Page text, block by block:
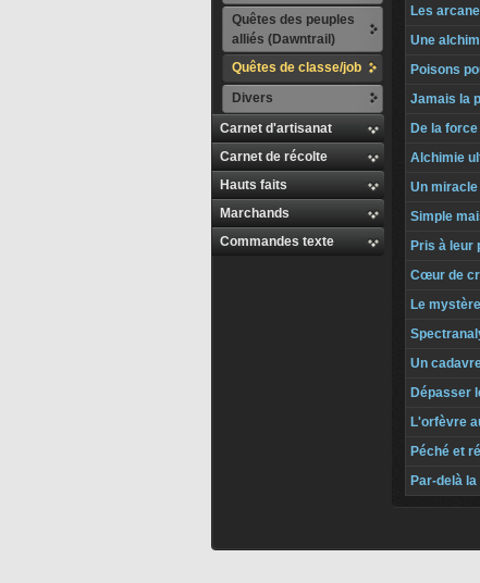
Quêtes des peuples
alliés (Dawntrail)
Quêtes de classe/job
Divers
Carnet d'artisanat
Carnet de récolte
Hauts faits
Marchands
Commandes texte
Les
Une
Poisons
Jamais la
De la
Alchimie
Un
Simple
Pris à leur
Cœur de
Le
Un
Dépasser
L'orfèvre
Péché et
Par-delà